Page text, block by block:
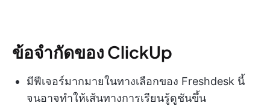
ข้อจำกัดของ ClickUp
มีฟีเจอร์มากมายในทางเลือกของ Freshdesk นี้
จนอาจทำให้เส้นทางการเรียนรู้ดูชันขึ้น